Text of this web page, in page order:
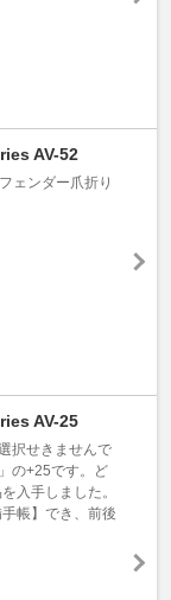
AV-52
ェンダー爪折り
AV-25
択せきませんで
の+25です。ど
入手しました。
帳】でき、前後